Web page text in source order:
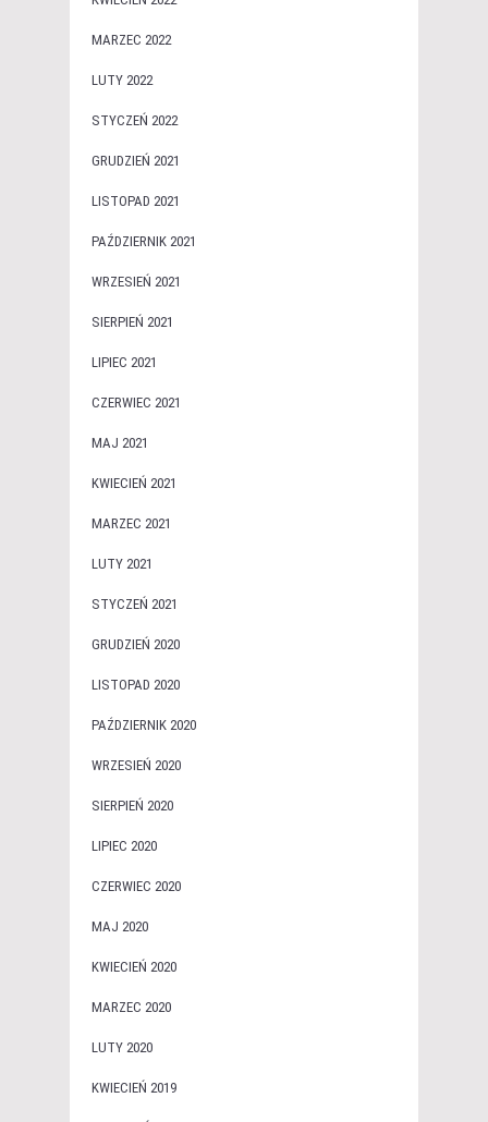
MARZEC 2022
LUTY 2022
STYCZEŃ 2022
GRUDZIEŃ 2021
LISTOPAD 2021
PAŹDZIERNIK 2021
WRZESIEŃ 2021
SIERPIEŃ 2021
LIPIEC 2021
CZERWIEC 2021
MAJ 2021
KWIECIEŃ 2021
MARZEC 2021
LUTY 2021
STYCZEŃ 2021
GRUDZIEŃ 2020
LISTOPAD 2020
PAŹDZIERNIK 2020
WRZESIEŃ 2020
SIERPIEŃ 2020
LIPIEC 2020
CZERWIEC 2020
MAJ 2020
KWIECIEŃ 2020
MARZEC 2020
LUTY 2020
KWIECIEŃ 2019